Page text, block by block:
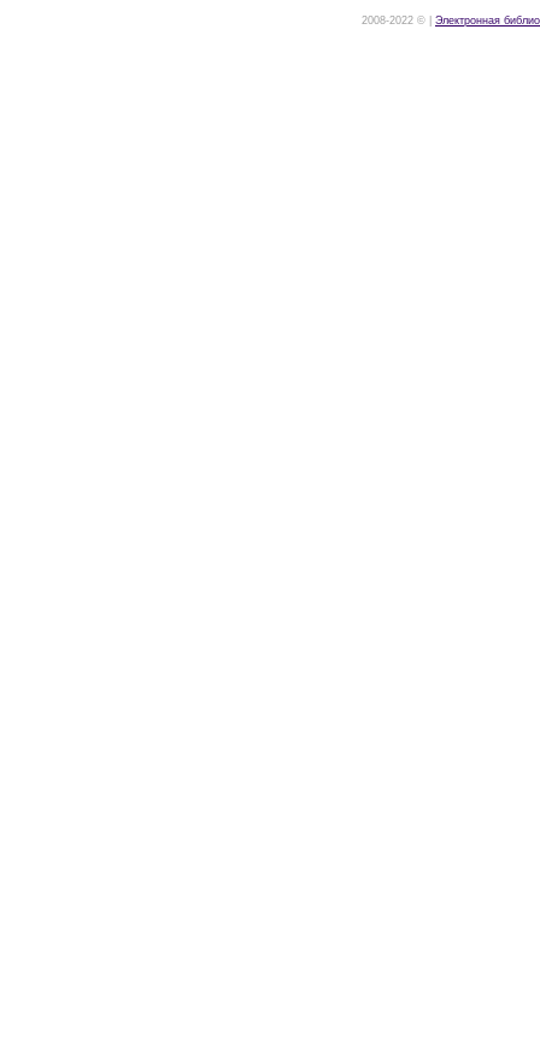
2008-2022 © | Электронная